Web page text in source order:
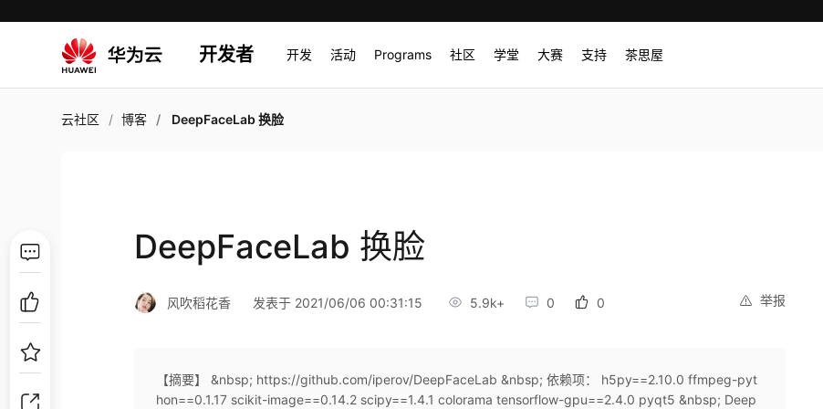
开发者 开发 活动 Programs 社区 学堂 大赛 支持 茶思屋
云社区 博客 DeepFaceLab 换脸
DeepFaceLab 换脸
举报
风吹稻花香 发表于 2021/06/06 00:31:15 5.9k+ 0 0
【摘要】 &nbsp; https://github.com/iperov/DeepFaceLab &nbsp; 依赖项： h5py==2.10.0 ffmpeg-pyt
hon==0.1.17 scikit-image==0.14.2 scipy==1.4.1 colorama tensorflow-gpu==2.4.0 pyqt5 &nbsp; Deep